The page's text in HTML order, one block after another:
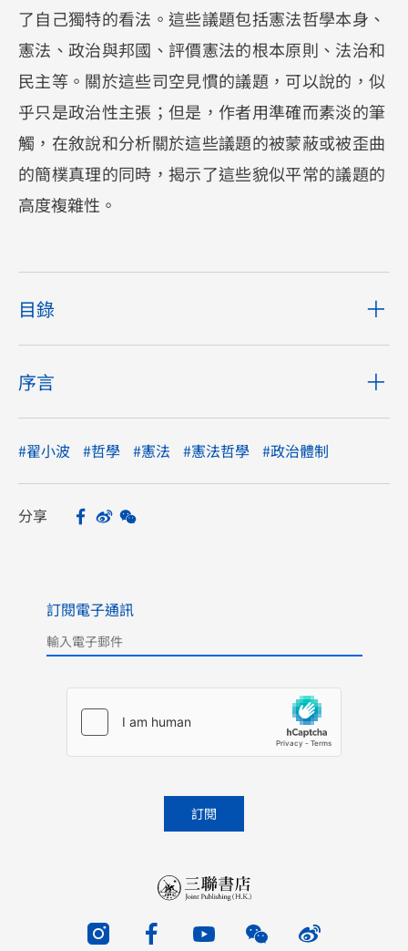
了自己獨特的看法。這些議題包括憲法哲學本身、
憲法、政治與邦國、評價憲法的根本原則、法治和
民主等。關於這些司空見慣的議題，可以說的，似
乎只是政治性主張；但是，作者用準確而素淡的筆
觸，在敘說和分析關於這些議題的被蒙蔽或被歪曲
的簡樸真理的同時，揭示了這些貌似平常的議題的
高度複雜性。
目錄
序言
#翟小波 #哲學 #憲法 #憲法哲學 #政治體制
分享 Facebook
Sina Weibo
WeChat
訂閱電子通訊